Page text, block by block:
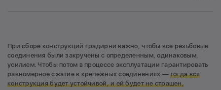
При сборе конструкций градирни важно, чтобы все резьбовые
соединения были закручены с определенным, одинаковым,
усилием. Чтобы потом в процессе эксплуатации гарантировать
равномерное сжатие в крепежных соединениях —тогда вся
конструкция будет устойчивой, и ей будет не страшен,